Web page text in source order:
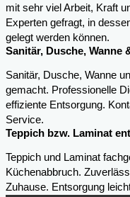
mit sehr viel Arbeit, Kraft
Experten gefragt, in
gelegt werden können.
Sanitär, Dusche, Wanne
Sanitär, Dusche, Wanne
gemacht. Professionelle
effiziente Entsorgung.
Service.
Teppich bzw. Laminat
Teppich und Laminat
Küchenabbruch.
Zuhause. Entsorgung